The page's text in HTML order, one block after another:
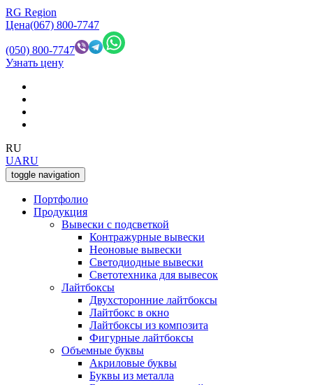
RG Region
Цена(067) 800-7747
(050) 800-7747
Узнать цену
RU
UARU
toggle navigation
Портфолио
Продукция
Вывески с подсветкой
Контражурные вывески
Неоновые вывески
Светодиодные вывески
Светотехника для вывесок
Лайтбоксы
Двухсторонние лайтбоксы
Лайтбокс в окно
Лайтбоксы из композита
Фигурные лайтбоксы
Объемные буквы
Акриловые буквы
Буквы из металла